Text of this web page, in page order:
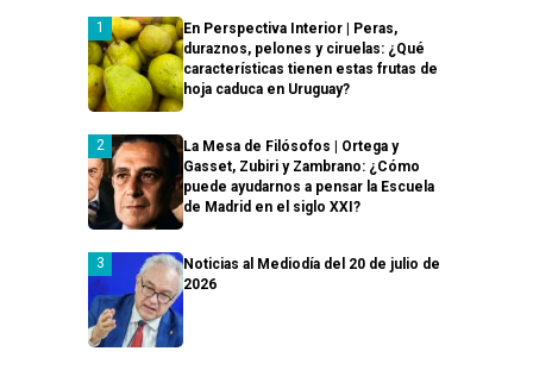
En Perspectiva Interior | Peras,
duraznos, pelones y ciruelas: ¿Qué
características tienen estas frutas de
hoja caduca en Uruguay?
La Mesa de Filósofos | Ortega y
Gasset, Zubiri y Zambrano: ¿Cómo
puede ayudarnos a pensar la Escuela
de Madrid en el siglo XXI?
Noticias al Mediodía del 20 de julio de
2026